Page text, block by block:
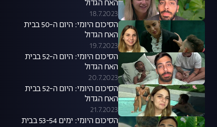
האח הגדול
18.7.2023
הסיכום היומי: היום ה-50 בבית
האח הגדול
19.7.2023
הסיכום היומי: היום ה-52 בבית
האח הגדול
20.7.2023
הסיכום היומי: היום ה-52 בבית
האח הגדול
21.7.2023
הסיכום היומי: ימים 53-54 בבית